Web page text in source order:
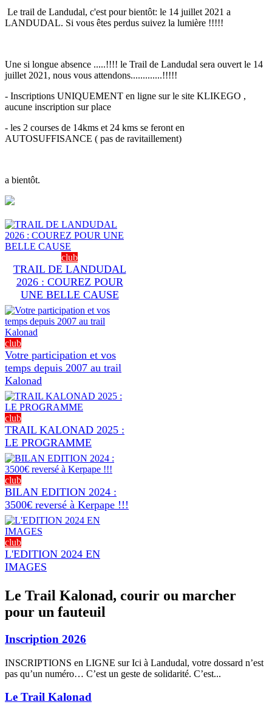
Le trail de Landudal, c'est pour bientôt: le 14 juillet 2021 a
LANDUDAL. Si vous êtes perdus suivez la lumière !!!!!
Une si longue absence .....!!!! le Trail de Landudal sera ouvert le 14
juillet 2021, nous vous attendons.............!!!!!
- Inscriptions UNIQUEMENT en ligne sur le site KLIKEGO ,
aucune inscription sur place
- les 2 courses de 14kms et 24 kms se feront en
AUTOSUFFISANCE ( pas de ravitaillement)
a bientôt.
club
TRAIL DE LANDUDAL
2026 : COUREZ POUR
UNE BELLE CAUSE
club
Votre participation et vos
temps depuis 2007 au trail
Kalonad
club
TRAIL KALONAD 2025 :
LE PROGRAMME
club
BILAN EDITION 2024 :
3500€ reversé à Kerpape !!!
club
L'EDITION 2024 EN
IMAGES
Le Trail Kalonad, courir ou marcher
pour un fauteuil
Inscription 2026
INSCRIPTIONS en LIGNE sur Ici à Landudal, votre dossard n’est
pas qu’un numéro… C’est un geste de solidarité. C’est...
Le Trail Kalonad